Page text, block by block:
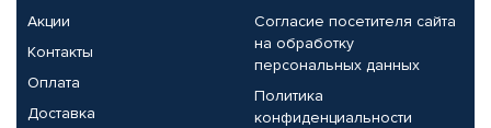
Акции
Контакты
Оплата
Доставка
Согласие посетителя сайта
на обработку
персональных данных
Политика
конфиденциальности